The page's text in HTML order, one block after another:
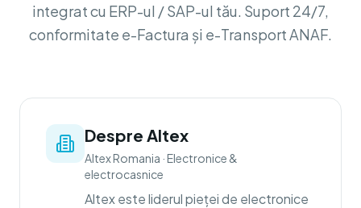
integrat cu ERP-ul / SAP-ul tău. Suport 24/7,
conformitate e-Factura și e-Transport ANAF.
Despre Altex
Altex Romania ·Electronice &
electrocasnice
Altex este liderul pieței de electronice